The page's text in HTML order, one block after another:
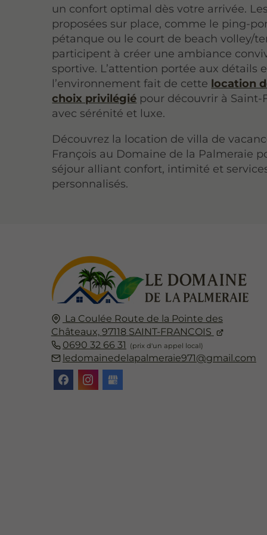
un confort optimal dès votre arrivée.
proposées sur place, comme le ping-
pétanque ou le court de beach volley/
participent à créer une ambiance
sportive. L’attention portée aux détails
l’environnement fait de cette location
choix privilégié pour découvrir à Saint-
avec sérénité et luxe.
Découvrez la location de villa de
François au Domaine de la Palmeraie
séjour alliant confort, intimité et
personnalisés.
La Coulée Route de la Pointe des
Châteaux, 97118 SAINT-FRANCOIS
0690 32 66 31
ledomainedelapalmeraie971@gmail.com